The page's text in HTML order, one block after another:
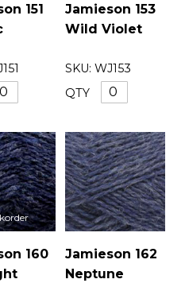
151
Jamieson 153
Wild Violet
SKU: WJ153
QTY
160
Jamieson 162
Neptune